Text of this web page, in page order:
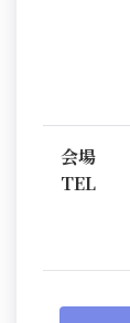
会場
TEL